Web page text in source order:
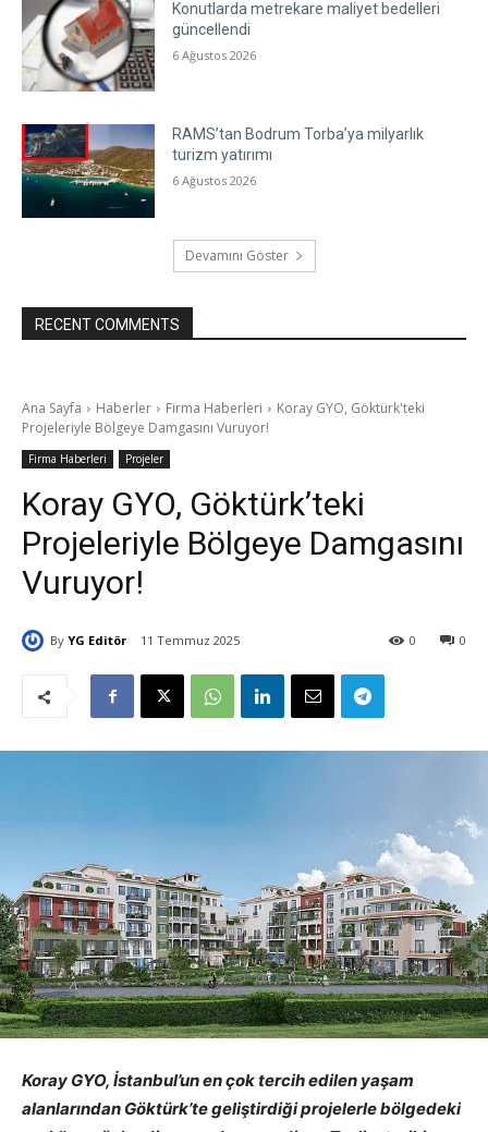
Konutlarda metrekare maliyet bedelleri
güncellendi
6 Ağustos 2026
RAMS’tan Bodrum Torba’ya milyarlık
turizm yatırımı
6 Ağustos 2026
Devamını Göster
RECENT COMMENTS